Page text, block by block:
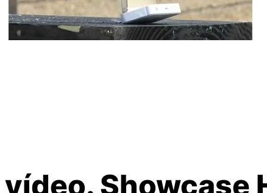
Showcase